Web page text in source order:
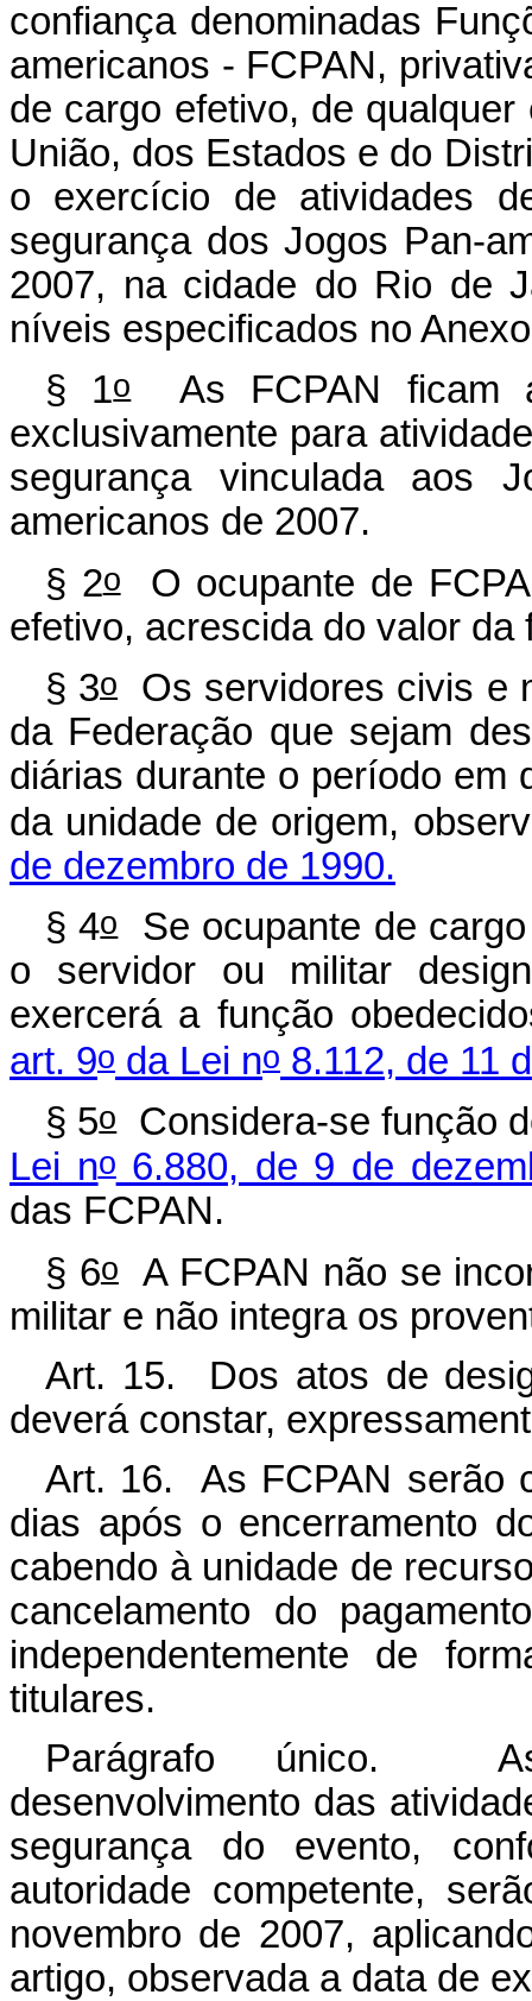
confiança denominadas
americanos - FCPAN,
de cargo efetivo, de
União, dos Estados e do
o exercício de atividades
segurança dos Jogos Pan-
2007, na cidade do Rio de
níveis especificados no
§ 1oAs FCPAN ficam
exclusivamente para
segurança vinculada aos
americanos de 2007.
§ 2oO ocupante de
efetivo, acrescida do valor
§ 3oOs servidores civis e
da Federação que sejam
diárias durante o período em
da unidade de origem,
de dezembro de 1990.
§ 4oSe ocupante de cargo
o servidor ou militar
exercerá a função
art. 9o da Lei no 8.112, de 11
§ 5oConsidera-se função
Lei no6.880, de 9 de
das FCPAN.
§ 6oA FCPAN não se
militar e não integra os
Art. 15. Dos atos de
deverá constar,
Art. 16. As FCPAN serão
dias após o encerramento
cabendo à unidade de
cancelamento do
independentemente de
titulares.
Parágrafo único.
desenvolvimento das
segurança do evento,
autoridade competente,
novembro de 2007,
artigo, observada a data de